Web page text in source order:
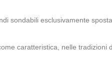
sondabili esclusivamente
caratteristica, nelle tradizioni